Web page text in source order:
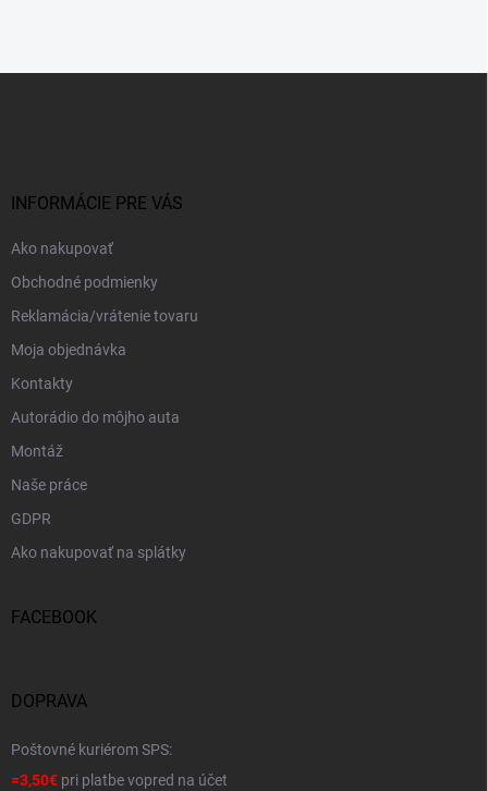
INFORMÁCIE PRE VÁS
Ako nakupovať
Obchodné podmienky
Reklamácia/vrátenie tovaru
Moja objednávka
Kontakty
Autorádio do môjho auta
Montáž
Naše práce
GDPR
Ako nakupovať na splátky
FACEBOOK
DOPRAVA
Poštovné kuriérom SPS:
=3,50€ pri platbe vopred na účet